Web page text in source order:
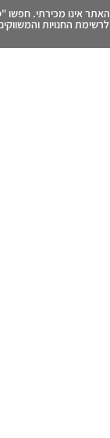
האתר אינו מכירתי. חפשו
לרשימת החנויות